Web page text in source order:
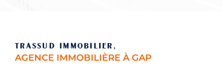
TRASSUD IMMOBILIER,
AGENCE IMMOBILIÈRE À GAP